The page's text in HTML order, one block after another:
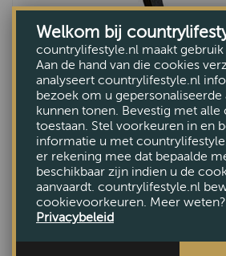
Boekenstandaard zwart
€27,50
Welkom bij
countrylifestyle.nl maakt gebruik
Aan de hand van die cookies
analyseert countrylifestyle.nl
bezoek om u gepersonaliseerde
kunnen tonen. Bevestig met alle
toestaan. Stel voorkeuren in en
informatie u met
er rekening mee dat bepaalde
beschikbaar zijn indien u de
aanvaardt. countrylifestyle.nl
cookievoorkeuren. Meer
Privacybeleid